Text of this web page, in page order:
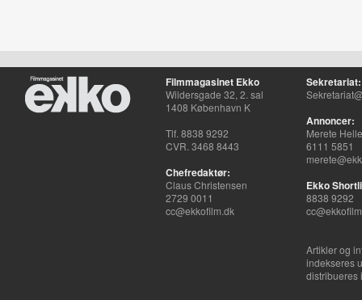
Filmmagasinet Ekko
Wildersgade 32, 2. sal
1408 København K
Tlf. 8838 9292
CVR. 3468 8443
Chefredaktør:
Claus Christensen
2729 0011
cc@ekkofilm.dk
Sekretariat:
Annoncer:
Merete
6111 5851
Ekko
8838 9292
Artikler og
indekseres
distribueres